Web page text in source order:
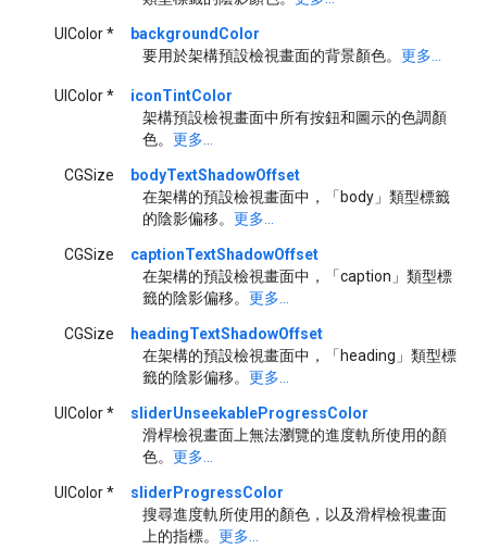
UIColor *
backgroundColor
要用於架構預設檢視畫面的背景顏色。 更多...
UIColor *
iconTintColor
架構預設檢視畫面中所有按鈕和圖示的色調顏
色。 更多...
CGSize
bodyTextShadowOffset
在架構的預設檢視畫面中，「body」類型標籤
的陰影偏移。 更多...
CGSize
captionTextShadowOffset
在架構的預設檢視畫面中，「caption」類型標
籤的陰影偏移。 更多...
CGSize
headingTextShadowOffset
在架構的預設檢視畫面中，「heading」類型標
籤的陰影偏移。 更多...
UIColor *
sliderUnseekableProgressColor
滑桿檢視畫面上無法瀏覽的進度軌所使用的顏
色。 更多...
UIColor *
sliderProgressColor
搜尋進度軌所使用的顏色，以及滑桿檢視畫面
上的指標。 更多...